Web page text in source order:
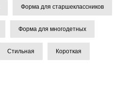
Форма для старшеклассников
Форма для многодетных
Стильная Короткая